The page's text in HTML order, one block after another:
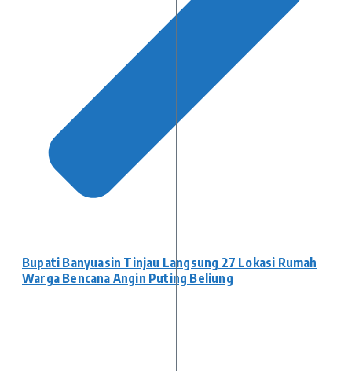
Bupati Banyuasin Tinjau Langsung 27 Lokasi Rumah
Warga Bencana Angin Puting Beliung